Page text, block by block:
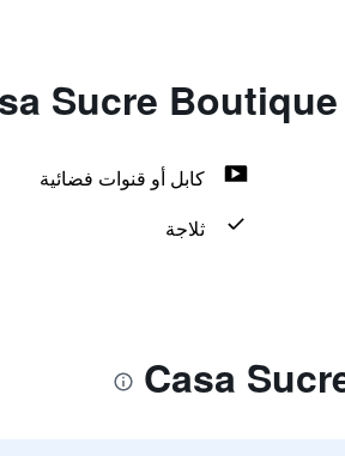
كابل أو قنوات فضائية
ثلاجة